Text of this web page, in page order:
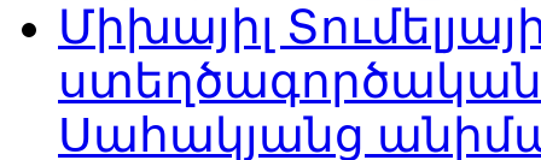
Միխայիլ
Սահակյանց